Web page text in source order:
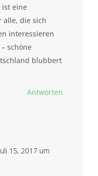
ist eine
alle, die sich
interessieren
schöne
blubbert
Antworten
15, 2017 um